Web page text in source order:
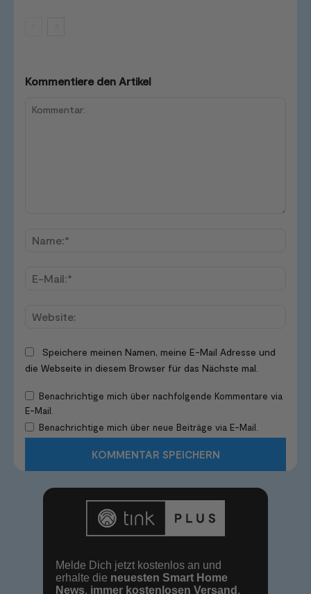
Kommentiere den Artikel
Speichere meinen Namen, meine E-Mail Adresse und
die Webseite in diesem Browser für das Nächste mal.
Benachrichtige mich über nachfolgende Kommentare via
E-Mail.
Benachrichtige mich über neue Beiträge via E-Mail.
Melde Dich jetzt kostenlos an und
erhalte die neuesten Smart Home
News, immer kostenlosen Versand ,